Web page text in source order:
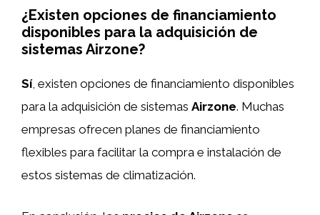
¿Existen opciones de financiamiento
disponibles para la adquisición de
sistemas Airzone?
Sí, existen opciones de financiamiento disponibles
para la adquisición de sistemas Airzone. Muchas
empresas ofrecen planes de financiamiento
flexibles para facilitar la compra e instalación de
estos sistemas de climatización.